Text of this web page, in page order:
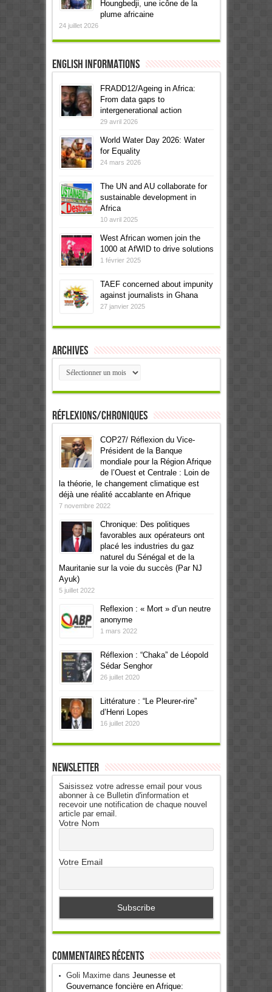
Houngbedji, une icône de la
plume africaine
24 juillet 2026
English informations
FRADD12/Ageing in Africa:
From data gaps to
intergenerational action
29 avril 2026
World Water Day 2026: Water
for Equality
24 mars 2026
The UN and AU collaborate for
sustainable development in
Africa
10 avril 2025
West African women join the
1000 at AfWID to drive solutions
1 février 2025
TAEF concerned about impunity
against journalists in Ghana
27 janvier 2025
Archives
Archives
Réflexions/Chroniques
COP27/ Réflexion du Vice-
Président de la Banque
mondiale pour la Région Afrique
de l’Ouest et Centrale : Loin de
la théorie, le changement climatique est
déjà une réalité accablante en Afrique
7 novembre 2022
Chronique: Des politiques
favorables aux opérateurs ont
placé les industries du gaz
naturel du Sénégal et de la
Mauritanie sur la voie du succès (Par NJ
Ayuk)
5 juillet 2022
Reflexion : « Mort » d’un neutre
anonyme
1 mars 2022
Réflexion : “Chaka” de Léopold
Sédar Senghor
26 juillet 2020
Littérature : “Le Pleurer-rire”
d’Henri Lopes
16 juillet 2020
Newsletter
Saisissez votre adresse email pour vous
abonner à ce Bulletin d'information et
recevoir une notification de chaque nouvel
article par email.
Votre Nom
Votre Email
Commentaires récents
Goli Maximedans Jeunesse et
Gouvernance foncière en Afrique: